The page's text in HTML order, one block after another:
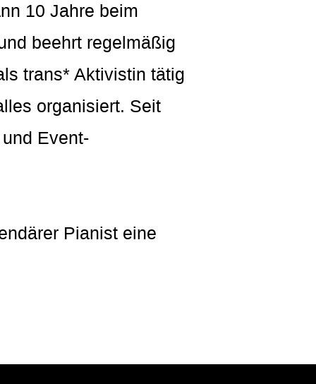
10 Jahre beim
beehrt regelmäßig
trans* Aktivistin tätig
organisiert. Seit
Event-
Pianist eine